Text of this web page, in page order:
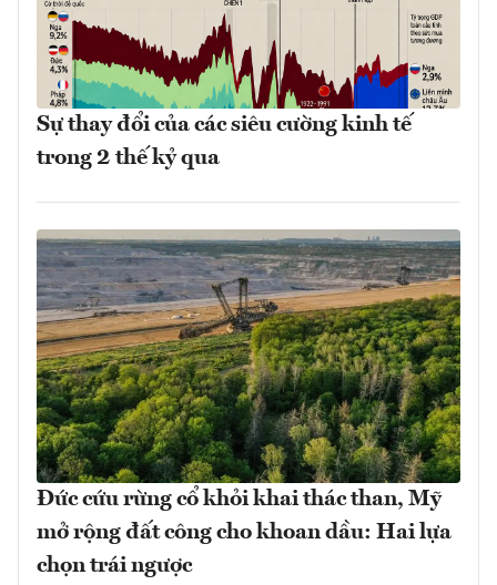
Sự thay đổi của các siêu cường kinh tế
trong 2 thế kỷ qua
Đức cứu rừng cổ khỏi khai thác than, Mỹ
mở rộng đất công cho khoan dầu: Hai lựa
chọn trái ngược